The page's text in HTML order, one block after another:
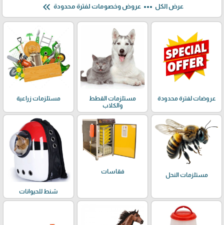
عرض الكل more_horiz عروض وخصومات لفترة محدودة keyboard_double_arrow_left
عروضات لفترة محدودة
مستلزمات القطط
والكلاب
مستلزمات زراعية
مستلزمات النحل
فقاسات
شنط للحيوانات